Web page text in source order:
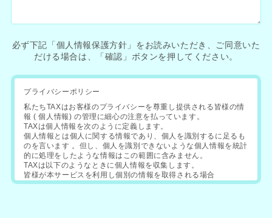
必ず下記「個人情報保護方針」をお読みいただき、ご同意いた
だける場合は、「確認」ボタンを押してください。
プライバシーポリシー
私たちTAXはお客様のプライバシーを尊重し提供される皆様の情
報 ( 個人情報) の管理に細心の注意を払っています。
TAXは個人情報を次のように定義します。
個人情報とは個人に関する情報であり、個人を識別するに足るも
のを言います 。但し、個人を識別できないような個人情報を統計
的に処理をしたような情報はこの範囲に含みません。
TAXは以下のようなときに個人情報を収集します。
皆様が本サービスを利用し個別の情報を取得される場合
皆様にアンケートなどにご回答いただく場合